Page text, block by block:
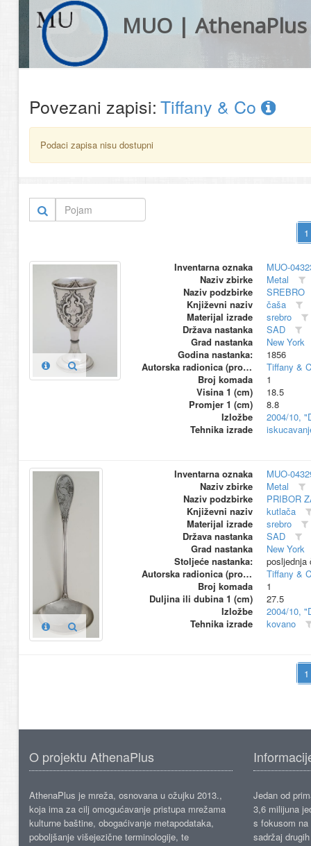
MUO | AthenaPlus
Povezani zapisi:Tiffany & Co
Podaci zapisa nisu dostupni
Inventarna oznaka
MUO-
Naziv zbirke
Metal
Naziv podzbirke
SREBRO
Književni naziv
čaša
Materijal izrade
srebro
Država nastanka
SAD
Grad nastanka
New York
Godina nastanka:
1856
Autorska radionica (proizvođač)
Tiffany &
Broj komada
1
Visina 1 (cm)
18.5
Promjer 1 (cm)
8.8
Izložbe
2004/10,
Tehnika izrade
Inventarna oznaka
MUO-
Naziv zbirke
Metal
Naziv podzbirke
PRIBOR
Književni naziv
kutlača
Materijal izrade
srebro
Država nastanka
SAD
Grad nastanka
New York
Stoljeće nastanka:
posljednja
Autorska radionica (proizvođač)
Tiffany &
Broj komada
1
Duljina ili dubina 1 (cm)
27.5
Izložbe
2004/10,
Tehnika izrade
kovano
O projektu AthenaPlus
AthenaPlus je mreža, osnovana u ožujku 2013.,
koja ima za cilj omogućavanje pristupa mrežama
kulturne baštine, obogaćivanje metapodataka,
poboljšanje višejezične terminologije, te
Jedan od
3,6 milijuna
s fokusom
sadržaj